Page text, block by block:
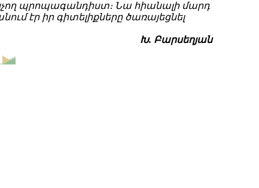
պրոպագանդիստ։ Նա հիանալի մարդ
էր իր գիտելիքները ծառայեցնել
Խ. Բարսեղյան